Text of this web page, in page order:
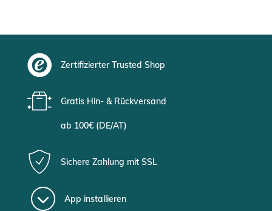
Zertifizierter Trusted Shop
Gratis Hin- & Rückversand
ab 100€ (DE/AT)
Sichere Zahlung mit SSL
App installieren